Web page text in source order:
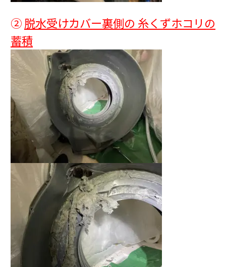
②脱水受けカバー裏側の 糸くずホコリの
蓄積